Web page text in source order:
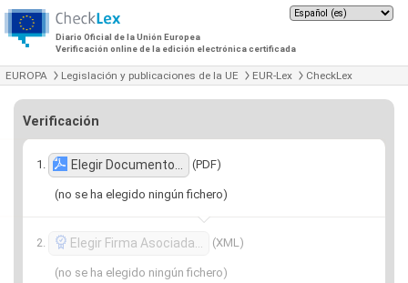
Diario Oficial de la Unión Europea
Verificación online de la edición electrónica certificada
EUROPA Legislación y publicaciones de la UE EUR-Lex CheckLex
Verificación
Elegir Documento… (PDF)
(no se ha elegido ningún fichero)
Elegir Firma Asociada… (XML)
(no se ha elegido ningún fichero)